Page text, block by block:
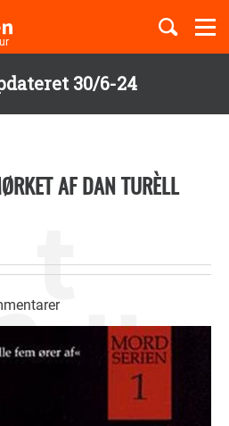
30/6-24
Børnebøger
AF DAN TURÈLL